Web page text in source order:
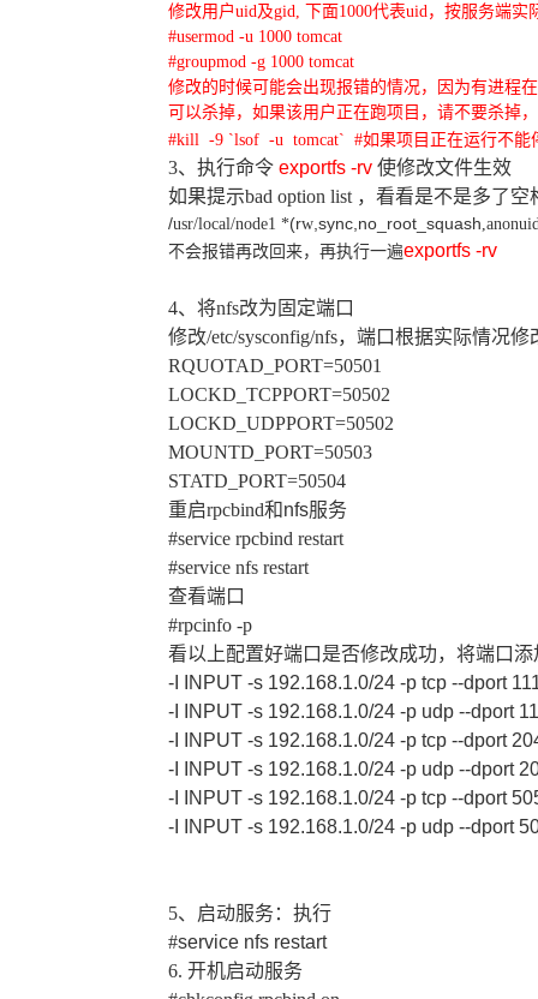
修改用户uid及gid, 下面1000代表uid，按服务端实
#usermod -u 1000 tomcat
#groupmod -g 1000 tomcat
修改的时候可能会出现报错的情况，因为有进程
可以杀掉，如果该用户正在跑项目，请不要杀掉
#kill -9 `lsof -u tomcat` #如果项目正在运行不能
3、执行命令 exportfs -rv 使修改文件生效
如果提示bad option list ，看看是不是多了空
/usr/local/node1 *(rw ,sync,no_root_squash,
不会报错再改回来，再执行一遍exportfs -rv
4、 将nfs改为固定端口
修改/etc/sysconfig/nfs，端口根据实际情况修
RQUOTAD_PORT=50501
LOCKD_TCPPORT=50502
LOCKD_UDPPORT=50502
MOUNTD_PORT=50503
STATD_PORT=50504
重启rpcbind和nfs服务
#service rpcbind restart
#service nfs restart
查看端口
#rpcinfo -p
看以上配置好端口是否修改成功，将端口
-I INPUT -s 192.168.1.0/24 -p tcp --dport
-I INPUT -s 192.168.1.0/24 -p udp --dport
-I INPUT -s 192.168.1.0/24 -p tcp --dport
-I INPUT -s 192.168.1.0/24 -p udp --dport
-I INPUT -s 192.168.1.0/24 -p tcp --dport
-I INPUT -s 192.168.1.0/24 -p udp --dport
5、启动服务：执行
#service nfs restart
6. 开机启动服务